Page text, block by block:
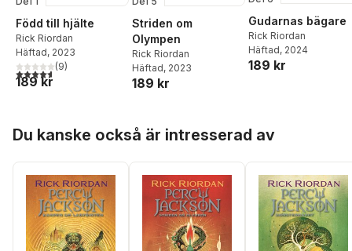
Född till hjälte
Rick Riordan
Häftad, 2023
4,6utav 5 stjärnor. Totalt antal röster:
(9)
189 kr
Striden om
Olympen
Rick Riordan
Häftad, 2023
189 kr
Gudarnas bägare
Rick Riordan
Häftad, 2024
189 kr
Du kanske också är intresserad av